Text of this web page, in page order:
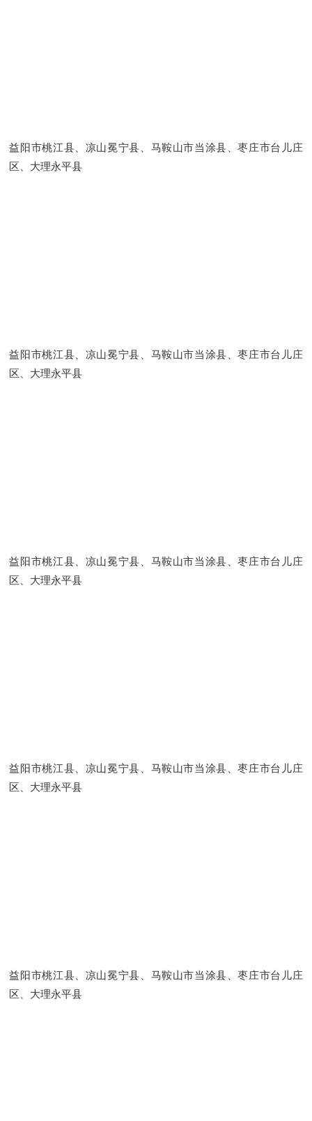
益阳市桃江县、凉山冕宁县、马鞍山市当涂县、枣庄市台儿庄
区、大理永平县
益阳市桃江县、凉山冕宁县、马鞍山市当涂县、枣庄市台儿庄
区、大理永平县
益阳市桃江县、凉山冕宁县、马鞍山市当涂县、枣庄市台儿庄
区、大理永平县
益阳市桃江县、凉山冕宁县、马鞍山市当涂县、枣庄市台儿庄
区、大理永平县
益阳市桃江县、凉山冕宁县、马鞍山市当涂县、枣庄市台儿庄
区、大理永平县